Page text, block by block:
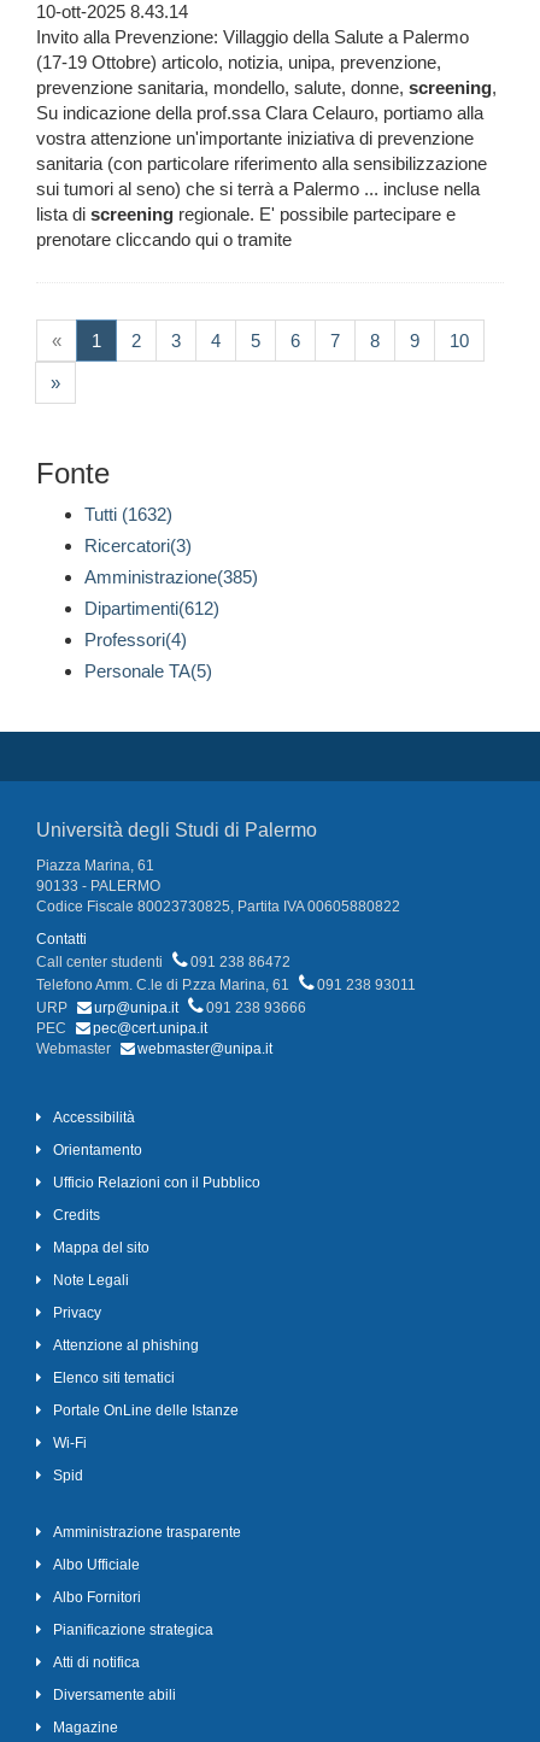
10-ott-2025 8.43.14
Invito alla Prevenzione: Villaggio della Salute a Palermo
(17-19 Ottobre) articolo, notizia, unipa, prevenzione,
prevenzione sanitaria, mondello, salute, donne, screening,
Su indicazione della prof.ssa Clara Celauro, portiamo alla
vostra attenzione un'importante iniziativa di prevenzione
sanitaria (con particolare riferimento alla sensibilizzazione
sui tumori al seno) che si terrà a Palermo ... incluse nella
lista di screening regionale. E' possibile partecipare e
prenotare cliccando qui o tramite
« 1 (current)
2 3 4 5 6 7 8 9 10
»
Fonte
Tutti (1632)
Ricercatori(3)
Amministrazione(385)
Dipartimenti(612)
Professori(4)
Personale TA(5)
Università degli Studi di Palermo
Piazza Marina, 61
90133 - PALERMO
Codice Fiscale 80023730825, Partita IVA 00605880822
Contatti
Call center studenti
091 238 86472
Telefono Amm. C.le di P.zza Marina, 61
091 238 93011
URP
urp@unipa.it
091 238 93666
PEC
pec@cert.unipa.it
Webmaster
webmaster@unipa.it
Accessibilità
Orientamento
Ufficio Relazioni con il Pubblico
Credits
Mappa del sito
Note Legali
Privacy
Attenzione al phishing
Elenco siti tematici
Portale OnLine delle Istanze
Wi-Fi
Spid
Amministrazione trasparente
Albo Ufficiale
Albo Fornitori
Pianificazione strategica
Atti di notifica
Diversamente abili
Magazine